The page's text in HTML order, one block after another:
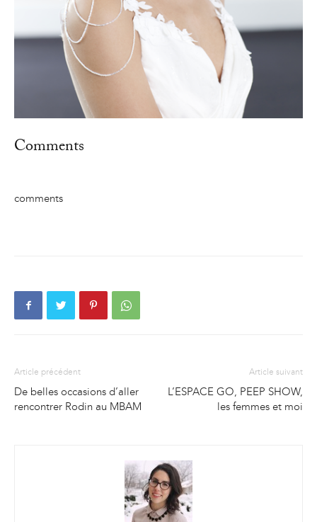
Comments
comments
Article précédent
De belles occasions d’aller
rencontrer Rodin au MBAM
Article suivant
L’ESPACE GO, PEEP SHOW,
les femmes et moi